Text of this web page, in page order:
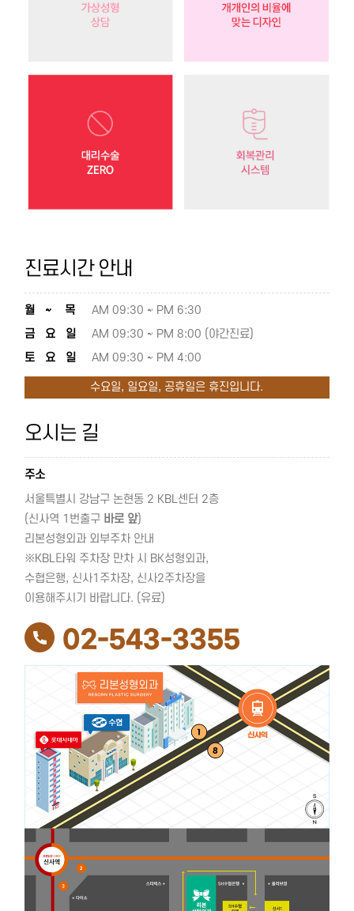
진료시간 안내
월 ~ 목
AM 09:30 ~ PM 6:30
금 요 일
AM 09:30 ~ PM 8:00 (야간진료)
토 요 일
AM 09:30 ~ PM 4:00
수요일, 일요일, 공휴일은 휴진입니다.
오시는 길
주소
서울특별시 강남구 논현동 2 KBL센터 2층
(신사역 1번출구 바로 앞)
리본성형외과 외부주차 안내
※KBL타워 주차장 만차 시 BK성형외과,
수협은행, 신사1주차장, 신사2주차장을
이용해주시기 바랍니다. (유료)
02-543-3355